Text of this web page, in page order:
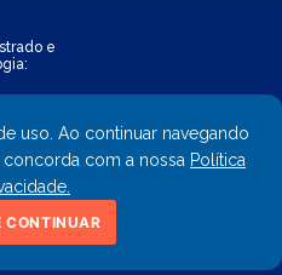
uso. Ao continuar navegando
com a nossa Política
CONTINUAR
Todos os direitos reservados.
0001-02